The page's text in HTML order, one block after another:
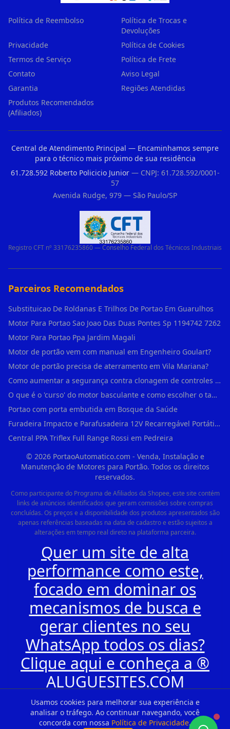
Usamos cookies para melhorar sua experiência e
analisar o tráfego. Ao continuar navegando, você
concorda com nossa Política de Privacidade.
Política de Reembolso
Política de Trocas e
Devoluções
Privacidade
Política de Cookies
Termos de Serviço
Política de Frete
Contato
Aviso Legal
Garantia
Regiões Atendidas
Produtos Recomendados
(Afiliados)
Central de Atendimento Principal — Encaminhamos sempre
para o técnico mais próximo de sua residência
61.728.592 Roberto Policicio Junior— CNPJ: 61.728.592/0001-
57
Avenida Rudge, 979 — São Paulo/SP
Registro CFT nº 33176235860 — Conselho Federal dos Técnicos Industriais
Parceiros Recomendados
Substituicao De Roldanas E Trilhos De Portao Em Guarulhos
Motor Para Portao Sao Joao Das Duas Pontes Sp 1194742 7262
Motor Para Portao Ppa Jardim Magali
Motor de portão vem com manual em Engenheiro Goulart?
Motor de portão precisa de aterramento em Vila Mariana?
Como aumentar a segurança contra clonagem de controles de portão em São Rafael?
O que é o 'curso' do motor basculante e como escolher o tamanho certo (1,4m, 1,5m, 2,0m) em Engenheiro Goulart?
Portao com porta embutida em Bosque da Saúde
Furadeira Impacto e Parafusadeira 12V Recarregável Portátil Sem Fio Mandril 3/8 em Brás
Central PPA Triflex Full Range Rossi em Pedreira
© 2026PortaoAutomatico.com - Venda, Instalação e
Manutenção de Motores para Portão. Todos os direitos
reservados.
Como participante do Programa de Afiliados da Shopee, este site contém
links de anúncios identificados que geram comissões sobre compras
concluídas. Os preços e a disponibilidade dos produtos apresentados são
apenas referências baseadas na data de cadastro e estão sujeitos a
alterações em tempo real direto na plataforma parceira.
Quer um site de alta
performance como este,
focado em dominar os
mecanismos de busca e
gerar clientes no seu
WhatsApp todos os dias?
Clique aqui e conheça a ®
ALUGUESITES.COM